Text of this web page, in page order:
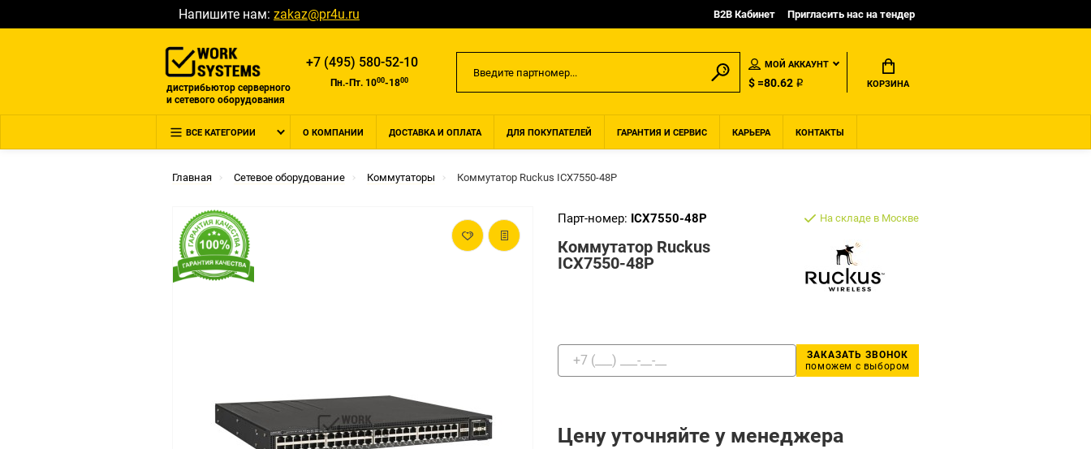
Напишите нам: zakaz@pr4u.ru B2B Кабинет Пригласить нас на тендер
дистрибьютор серверного
и сетевого оборудования
+7 (495) 580-52-10
Пн.-Пт. 1000-1800
МОЙ АККАУНТ
$ =80.62 ₽ КОРЗИНА
ВСЕ КАТЕГОРИИ О КОМПАНИИ ДОСТАВКА И ОПЛАТА ДЛЯ ПОКУПАТЕЛЕЙ ГАРАНТИЯ И СЕРВИС КАРЬЕРА КОНТАКТЫ
Главная Сетевое оборудование Коммутаторы Коммутатор Ruckus ICX7550-48P
Парт-номер: ICX7550-48P
Коммутатор Ruckus
ICX7550-48P
На складе в Москве
ЗАКАЗАТЬ ЗВОНОК
поможем с выбором
Цену уточняйте у менеджера